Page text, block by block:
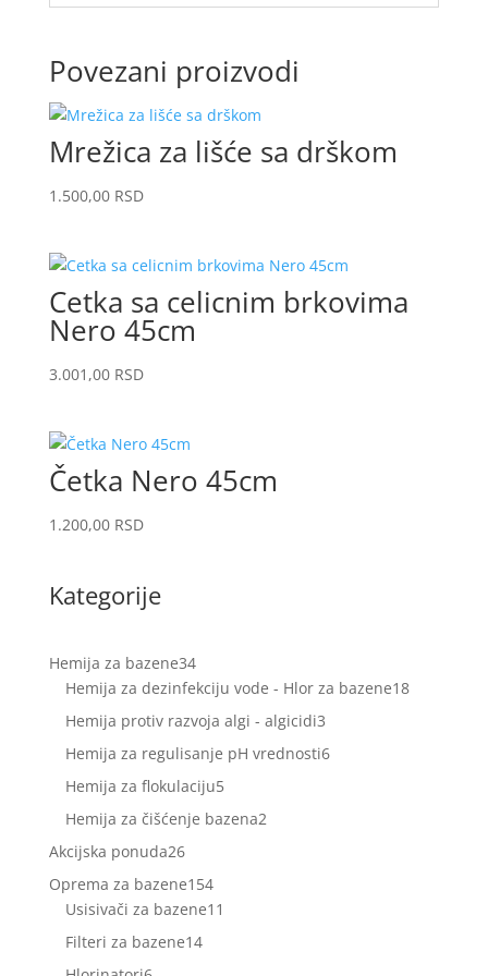
Povezani proizvodi
Mrežica za lišće sa drškom
1.500,00RSD
Cetka sa celicnim brkovima
Nero 45cm
3.001,00RSD
Četka Nero 45cm
1.200,00RSD
Kategorije
Hemija za bazene3434
proizvoda
Hemija za dezinfekciju vode - Hlor za bazene1818
Hemija protiv razvoja algi - algicidi33
proizvoda
Hemija za regulisanje pH vrednosti66
Hemija za flokulaciju55
proizvoda
Hemija za čišćenje bazena22
Akcijska ponuda2626
proizvoda
Oprema za bazene154154
proizvoda
Usisivači za bazene11
Filteri za bazene1414